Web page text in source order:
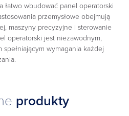
łatwo wbudować panel operatorski
przemysłowe obejmują
maszyny precyzyjne i sterowanie
operatorski jest niezawodnym,
wymagania każdej
produkty